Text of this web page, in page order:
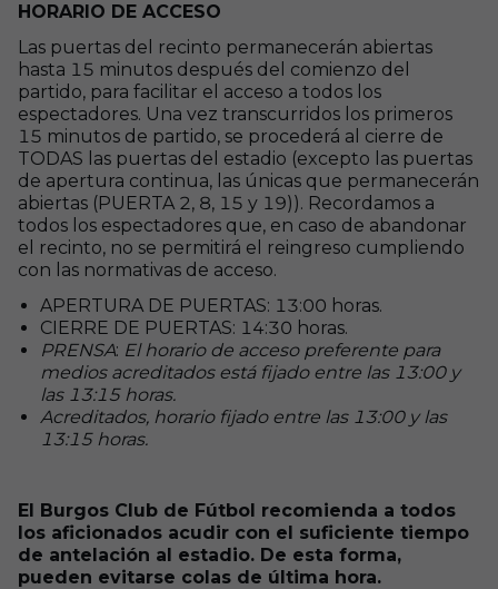
HORARIO DE ACCESO
Las puertas del recinto permanecerán abiertas
hasta 15 minutos después del comienzo del
partido, para facilitar el acceso a todos los
espectadores. Una vez transcurridos los primeros
15 minutos de partido, se procederá al cierre de
TODAS las puertas del estadio (excepto las puertas
de apertura continua, las únicas que permanecerán
abiertas (PUERTA 2, 8, 15 y 19)). Recordamos a
todos los espectadores que, en caso de abandonar
el recinto, no se permitirá el reingreso cumpliendo
con las normativas de acceso.
APERTURA DE PUERTAS: 13:00 horas.
CIERRE DE PUERTAS: 14:30 horas.
PRENSA: El horario de acceso preferente para
medios acreditados está fijado entre las 13:00 y
las 13:15 horas.
Acreditados, horario fijado entre las 13:00 y las
13:15 horas.
El Burgos Club de Fútbol recomienda a todos
los aficionados acudir con el suficiente tiempo
de antelación al estadio. De esta forma,
pueden evitarse colas de última hora.